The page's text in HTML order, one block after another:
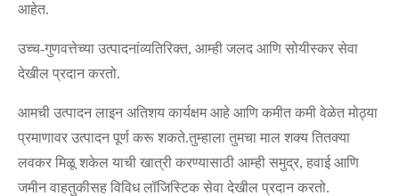
आहेत.
उच्च-गुणवत्तेच्या उत्पादनांव्यतिरिक्त, आम्ही जलद आणि सोयीस्कर सेवा
देखील प्रदान करतो.
आमची उत्पादन लाइन अतिशय कार्यक्षम आहे आणि कमीत कमी वेळेत मोठ्या
प्रमाणावर उत्पादन पूर्ण करू शकते.तुम्हाला तुमचा माल शक्य तितक्या
लवकर मिळू शकेल याची खात्री करण्यासाठी आम्ही समुद्र, हवाई आणि
जमीन वाहतुकीसह विविध लॉजिस्टिक सेवा देखील प्रदान करतो.